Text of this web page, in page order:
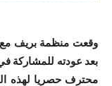
وقعت منظمة بريف مع
بعد عودته للمشاركة
محترف حصريا لهذه